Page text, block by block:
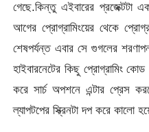
গেছে.কিন্তু এইবারের প্রজেক্টটা
আগের প্রোগ্রামিংয়ের থেকে
শেষপর্যন্ত এবার সে গুগলের
হাইবারনেটের কিছু প্রোগ্রামিং
করে সার্চ অপশনে এন্টার প্রেস
ল্যাপটপের স্ক্রিনটা দপ করে কালো